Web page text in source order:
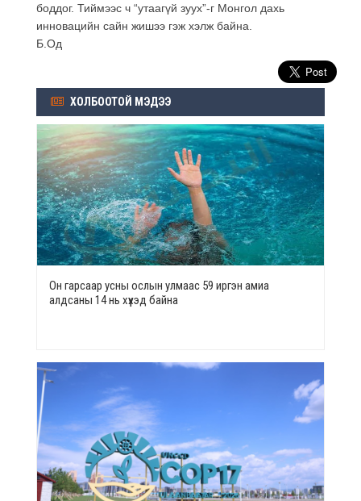
боддог. Тиймээс ч “утаагүй зуух”-г Монгол дахь
инновацийн сайн жишээ гэж хэлж байна.
Б.Од
ХОЛБООТОЙ МЭДЭЭ
Он гарсаар усны ослын улмаас 59 иргэн амиа
алдсаны 14 нь хүүхэд байна